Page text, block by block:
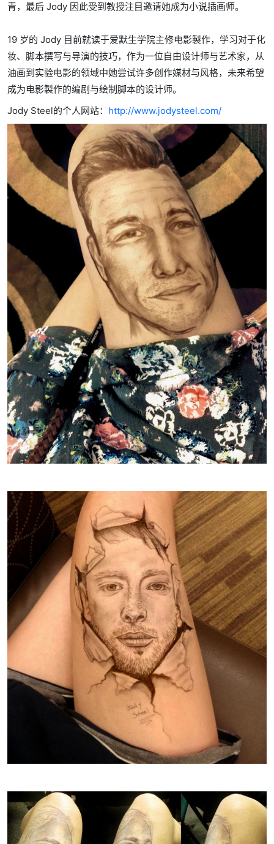
青，最后 Jody 因此受到教授注目邀请她成为小说插画师。
19 岁的 Jody 目前就读于爱默生学院主修电影製作，学习对于化
妆、脚本撰写与导演的技巧，作为一位自由设计师与艺术家，从
油画到实验电影的领域中她尝试许多创作媒材与风格，未来希望
成为电影製作的编剧与绘制脚本的设计师。
Jody Steel的个人网站： http://www.jodysteel.com/